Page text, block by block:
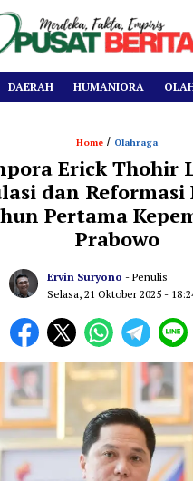
DAERAH HUMANIORA
Home / Olahraga
Erick Thohir
dan Reformasi
Pertama
Prabowo
Ervin Suryono - Penulis
Selasa, 21 Oktober 2025 -